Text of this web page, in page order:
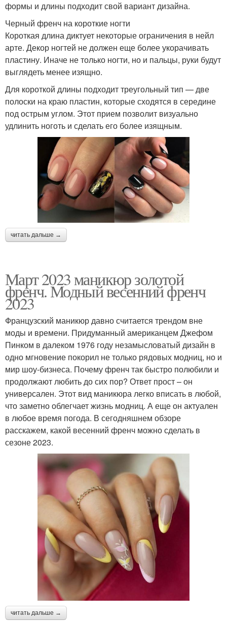
формы и длины подходит свой вариант дизайна.
Черный френч на короткие ногти
Короткая длина диктует некоторые ограничения в нейл
арте. Декор ногтей не должен еще более укорачивать
пластину. Иначе не только ногти, но и пальцы, руки будут
выглядеть менее изящно.
Для короткой длины подходит треугольный тип — две
полоски на краю пластин, которые сходятся в середине
под острым углом. Этот прием позволит визуально
удлинить ноготь и сделать его более изящным.
читать дальше →
Март 2023 маникюр золотой
френч. Модный весенний френч
2023
Французский маникюр давно считается трендом вне
моды и времени. Придуманный американцем Джефом
Пинком в далеком 1976 году незамысловатый дизайн в
одно мгновение покорил не только рядовых модниц, но и
мир шоу-бизнеса. Почему френч так быстро полюбили и
продолжают любить до сих пор? Ответ прост – он
универсален. Этот вид маникюра легко вписать в любой,
что заметно облегчает жизнь модниц. А еще он актуален
в любое время погода. В сегодняшнем обзоре
расскажем, какой весенний френч можно сделать в
сезоне 2023.
читать дальше →